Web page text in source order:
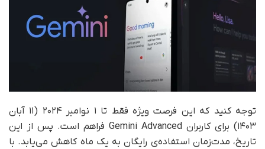
توجه کنید که این فرصت ویژه فقط تا ۱ نوامبر ۲۰۲۴ (۱۱ آبان
۱۴۰۳) برای کاربران Gemini Advanced فراهم است. پس از این
تاریخ، مدت‌زمان استفاده‌ی رایگان به یک ماه کاهش می‌یابد. با